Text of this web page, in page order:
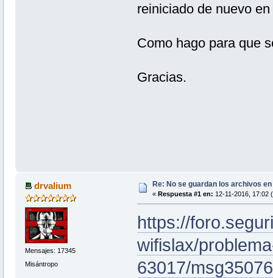
reiniciado de nuevo
Como hago para que
Gracias.
drvalium
Mensajes: 17345
Misántropo
Re: No se guardan los archivos
« Respuesta #1 en: 12-11-2016, 17:02
https://
wifislax/
63017/